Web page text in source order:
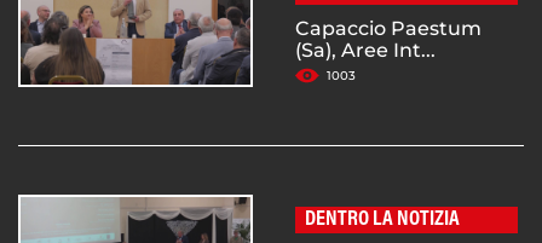
Capaccio Paestum
(Sa), Aree Int...
1003
DENTRO LA NOTIZIA